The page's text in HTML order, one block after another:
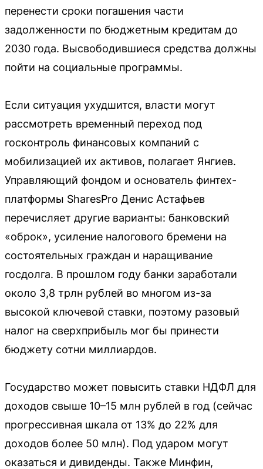
перенести сроки погашения части
задолженности по бюджетным кредитам до
2030 года. Высвободившиеся средства должны
пойти на социальные программы.
Если ситуация ухудшится, власти могут
рассмотреть временный переход под
госконтроль финансовых компаний с
мобилизацией их активов, полагает Янгиев.
Управляющий фондом и основатель финтех-
платформы SharesPro Денис Астафьев
перечисляет другие варианты: банковский
«оброк», усиление налогового бремени на
состоятельных граждан и наращивание
госдолга. В прошлом году банки заработали
около 3,8 трлн рублей во многом из-за
высокой ключевой ставки, поэтому разовый
налог на сверхприбыль мог бы принести
бюджету сотни миллиардов.
Государство может повысить ставки НДФЛ для
доходов свыше 10–15 млн рублей в год (сейчас
прогрессивная шкала от 13% до 22% для
доходов более 50 млн). Под ударом могут
оказаться и дивиденды. Также Минфин,